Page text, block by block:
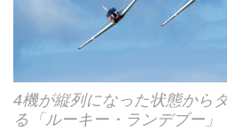
4機が縦列になった状態から
る「ルーキー・ランデブー」